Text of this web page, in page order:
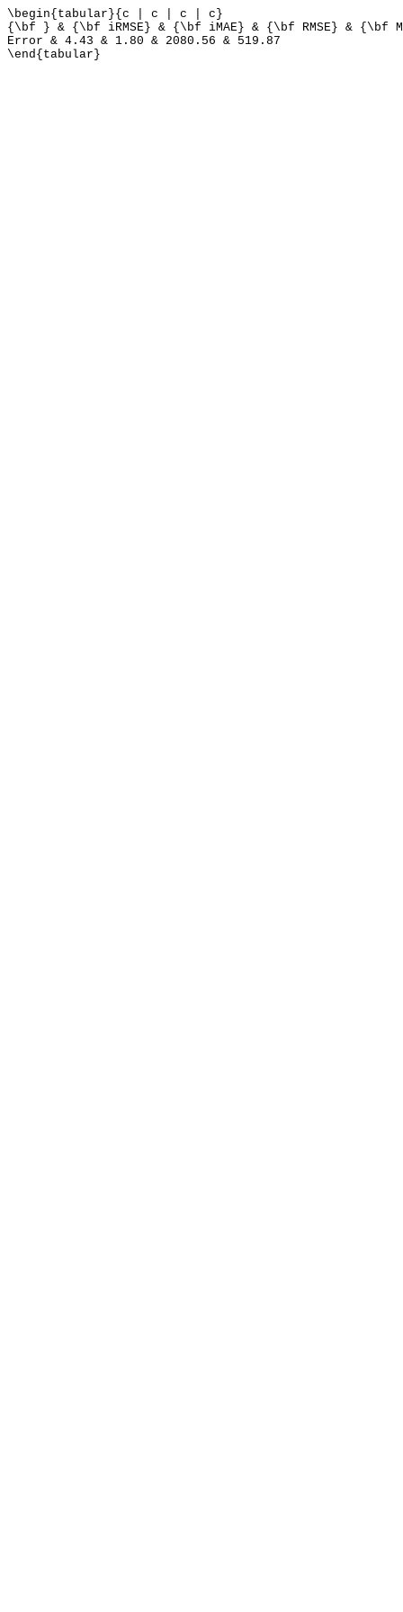
\begin{tabular}{c | c | c | c}
{\bf } & {\bf iRMSE} & {\bf iMAE} & {\bf RMSE} & {\bf
Error & 4.43 & 1.80 & 2080.56 & 519.87
\end{tabular}